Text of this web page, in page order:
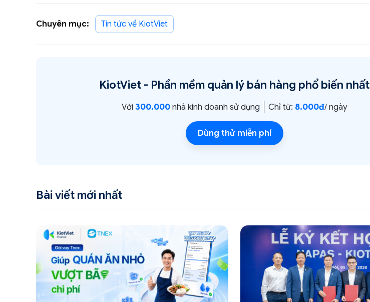
Chuyên mục: Tin tức về KiotViet
KiotViet - Phần mềm quản lý bán hàng phổ biến nhất
Với 300.000 nhà kinh doanh sử dụng Chỉ từ: 8.000đ/ ngày
Dùng thử miễn phí
Bài viết mới nhất